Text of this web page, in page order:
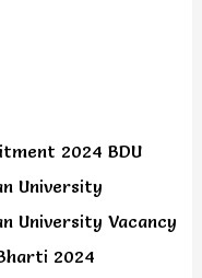
2024 BDU
University
University Vacancy
2024